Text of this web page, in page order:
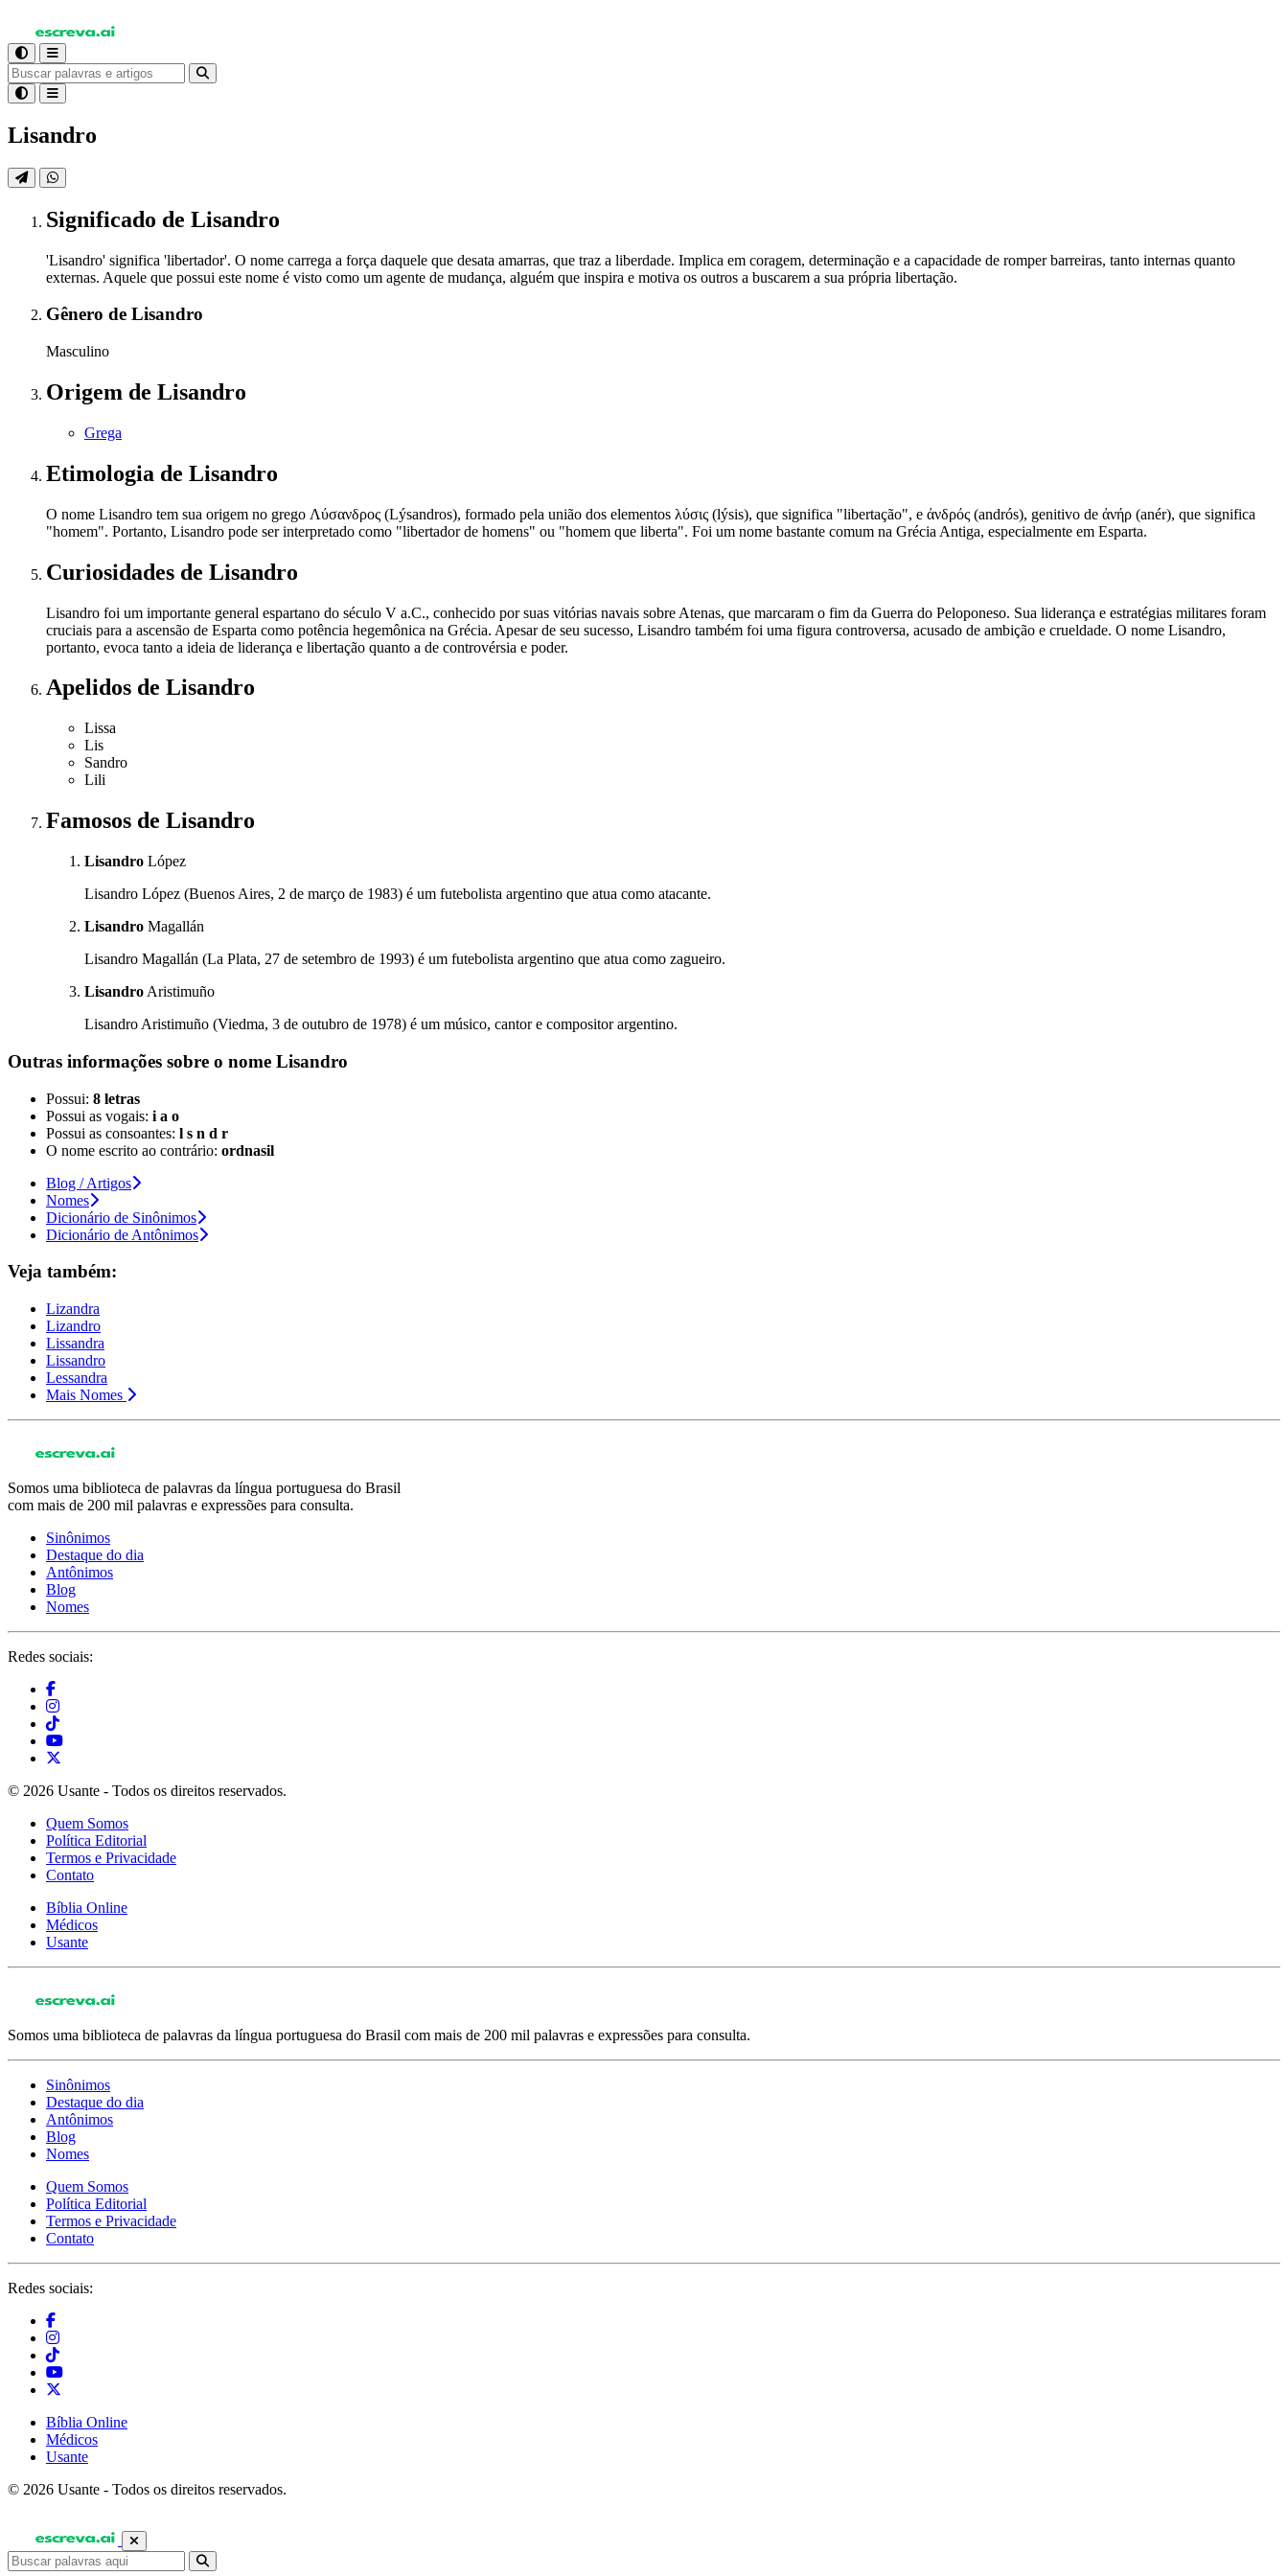
Lisandro
Significado de Lisandro
'Lisandro' significa 'libertador'. O nome carrega a força daquele que desata amarras, que traz a liberdade. Implica em coragem, determinação e a capacidade de romper barreiras, tanto internas quanto
externas. Aquele que possui este nome é visto como um agente de mudança, alguém que inspira e motiva os outros a buscarem a sua própria libertação.
Gênero de Lisandro
Masculino
Origem de Lisandro
Grega
Etimologia de Lisandro
O nome Lisandro tem sua origem no grego Λύσανδρος (Lýsandros), formado pela união dos elementos λύσις (lýsis), que significa "libertação", e ἀνδρός (andrós), genitivo de ἀνήρ (anér), que significa
"homem". Portanto, Lisandro pode ser interpretado como "libertador de homens" ou "homem que liberta". Foi um nome bastante comum na Grécia Antiga, especialmente em Esparta.
Curiosidades de Lisandro
Lisandro foi um importante general espartano do século V a.C., conhecido por suas vitórias navais sobre Atenas, que marcaram o fim da Guerra do Peloponeso. Sua liderança e estratégias militares foram
cruciais para a ascensão de Esparta como potência hegemônica na Grécia. Apesar de seu sucesso, Lisandro também foi uma figura controversa, acusado de ambição e crueldade. O nome Lisandro,
portanto, evoca tanto a ideia de liderança e libertação quanto a de controvérsia e poder.
Apelidos de Lisandro
Lissa
Lis
Sandro
Lili
Famosos de Lisandro
Lisandro López
Lisandro López (Buenos Aires, 2 de março de 1983) é um futebolista argentino que atua como atacante.
Lisandro Magallán
Lisandro Magallán (La Plata, 27 de setembro de 1993) é um futebolista argentino que atua como zagueiro.
Lisandro Aristimuño
Lisandro Aristimuño (Viedma, 3 de outubro de 1978) é um músico, cantor e compositor argentino.
Outras informações sobre o nome Lisandro
Possui: 8 letras
Possui as vogais: i a o
Possui as consoantes: l s n d r
O nome escrito ao contrário: ordnasil
Blog / Artigos
Nomes
Dicionário de Sinônimos
Dicionário de Antônimos
Veja também:
Lizandra
Lizandro
Lissandra
Lissandro
Lessandra
Mais Nomes
Somos uma biblioteca de palavras da língua portuguesa do Brasil
com mais de 200 mil palavras e expressões para consulta.
Sinônimos
Destaque do dia
Antônimos
Blog
Nomes
Redes sociais:
© 2026 Usante - Todos os direitos reservados.
Quem Somos
Política Editorial
Termos e Privacidade
Contato
Bíblia Online
Médicos
Usante
Somos uma biblioteca de palavras da língua portuguesa do Brasil com mais de 200 mil palavras e expressões para consulta.
Sinônimos
Destaque do dia
Antônimos
Blog
Nomes
Quem Somos
Política Editorial
Termos e Privacidade
Contato
Redes sociais:
Bíblia Online
Médicos
Usante
© 2026 Usante - Todos os direitos reservados.